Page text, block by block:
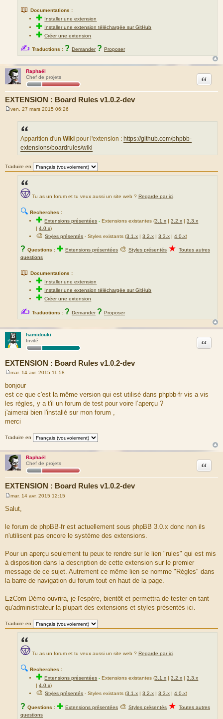
📖 Documentations :
✚ Installer une extension
✚ Installer une extension téléchargée sur GitHub
✚Créer une extension
✍ Traductions : ? Demander ? Proposer
Raphaël
Chef de projets
EXTENSION : Board Rules v1.0.2-dev
Citation
ven. 27 mars 2015 06:26
Apparition d'un Wiki pour l'extension : https://github.com/phpbb-
extensions/boardrules/wiki
Traduire en
Tu as un forum et tu veux aussi un site web ? Regarde par ici
🔍 Recherches :
✚Extensions présentées -Extensions existantes (3.1.x |3.2.x |3.3.x
|4.0.x)
🎨Styles présentés - Styles existants (3.1.x |3.2.x |3.3.x |4.0.x)
? Questions : ✚ Extensions présentées 🎨 Styles présentés ★ Toutes autres
questions
📖 Documentations :
✚ Installer une extension
✚ Installer une extension téléchargée sur GitHub
✚Créer une extension
✍ Traductions : ? Demander ? Proposer
hamidouki
Invité
EXTENSION : Board Rules v1.0.2-dev
Citation
e
s
s
a
g
e
mar. 14 avr. 2015 11:58
bonjour
est ce que c'est la même version qui est utilisé dans phpbb-fr vis a vis
les règles, y a t'il un forum de test pour voire l’aperçu ?
j'aimerai bien l'installé sur mon forum ,
merci
Traduire en
Raphaël
Chef de projets
EXTENSION : Board Rules v1.0.2-dev
Citation
e
s
a
g
e
mar. 14 avr. 2015 12:15
Salut,
le forum de phpBB-fr est actuellement sous phpBB 3.0.x donc non ils
n'utilisent pas encore le système des extensions.
Pour un aperçu seulement tu peux te rendre sur le lien "rules" qui est mis
à disposition dans la description de cette extension sur le premier
message de ce sujet. Autrement ce même lien se nomme "Règles" dans
la barre de navigation du forum tout en haut de la page.
EzCom Démo ouvrira, je l'espère, bientôt et permettra de tester en tant
qu'administrateur la plupart des extensions et styles présentés ici.
Traduire en
Tu as un forum et tu veux aussi un site web ? Regarde par ici.
🔍 Recherches :
✚Extensions présentées -Extensions existantes (3.1.x |3.2.x |3.3.x
|4.0.x)
🎨Styles présentés - Styles existants (3.1.x |3.2.x |3.3.x |4.0.x)
? Questions : ✚ Extensions présentées 🎨 Styles présentés ★ Toutes autres
questions